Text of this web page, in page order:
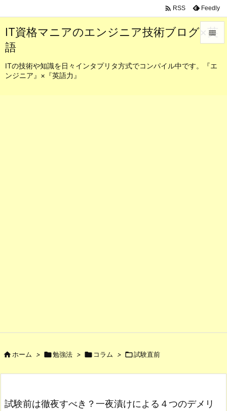
IT資格マニアのエンジニア技術ブログ×英
語
ITの技術や知識を日々インタプリタ方式でコンパイル中です。『エ
ンジニア』×『英語力』

メニュ
 RSS Feedly
ホーム > 勉強法 >  コラム > 試験直前
試験前は徹夜すべき？一夜漬けによる４つのデメリ